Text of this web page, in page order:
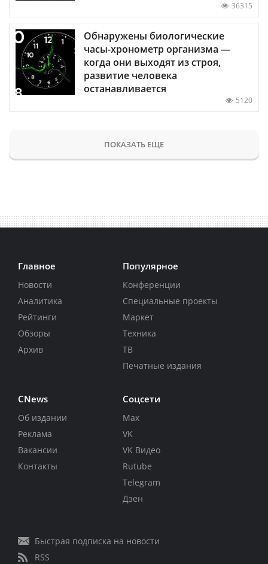
36315
Обнаружены биологические
часы-хронометр организма —
когда они выходят из строя,
развитие человека
останавливается
5120
ПОКАЗАТЬ ЕЩЕ
Главное
Новости
Аналитика
Рейтинги
Обзоры
Архив
Популярное
Конференции
Специальные проекты
Маркет
Техника
ТВ
Печатные издания
CNews
Об издании
Реклама
Вакансии
Контакты
Соцсети
Max
VK
VK Видео
Rutube
Telegram
Дзен
Быстрая подписка на новости
RSS